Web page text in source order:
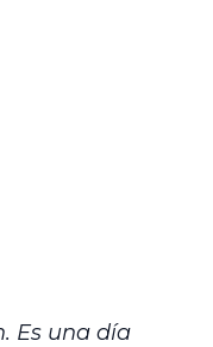
Es una día